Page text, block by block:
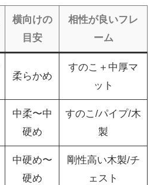
横向けの
目安
相性が良いフレ
ーム
柔らかめ
すのこ＋中厚マ
ット
中柔〜中
硬め
すのこ/パイプ/木
製
中硬め〜
硬め
剛性高い木製/チ
ェスト